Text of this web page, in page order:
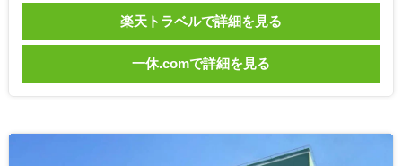
楽天トラベルで詳細を見る
一休.comで詳細を見る